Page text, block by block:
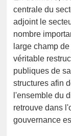
centrale du
adjoint le
nombre
large champ
véritable
publiques de
structures afin
l'ensemble du
retrouve dans
gouvernance